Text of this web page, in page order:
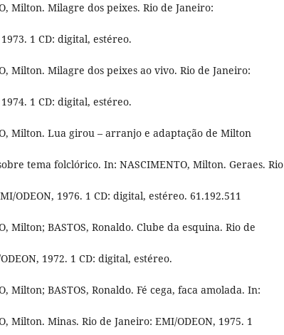
Milton. Milagre dos peixes. Rio de Janeiro:
1 CD: digital, estéreo.
Milton. Milagre dos peixes ao vivo. Rio de Janeiro:
1 CD: digital, estéreo.
Milton. Lua girou – arranjo e adaptação de Milton
tema folclórico. In: NASCIMENTO, Milton. Geraes. Rio
ODEON, 1976. 1 CD: digital, estéreo. 61.192.511
Milton; BASTOS, Ronaldo. Clube da esquina. Rio de
1972. 1 CD: digital, estéreo.
Milton; BASTOS, Ronaldo. Fé cega, faca amolada. In:
Milton. Minas. Rio de Janeiro: EMI/ODEON, 1975. 1